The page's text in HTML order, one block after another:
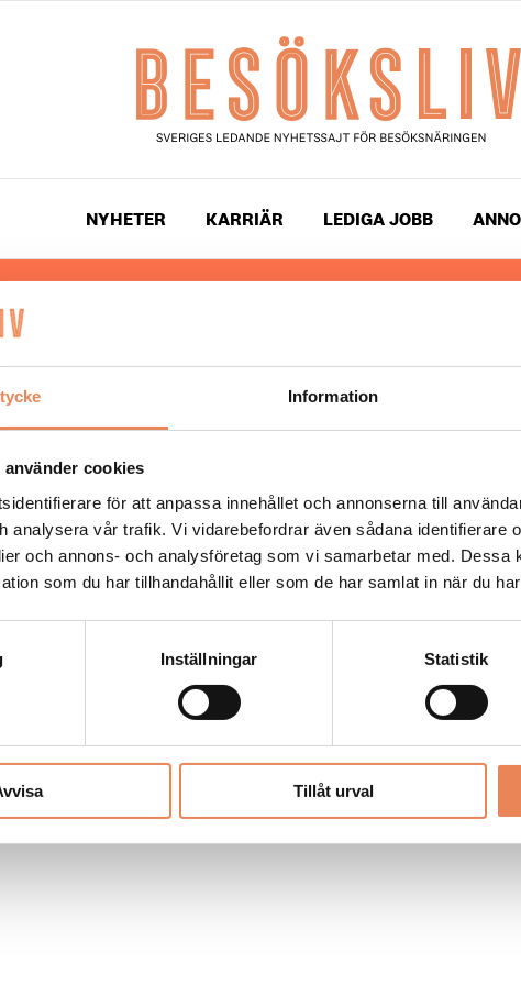
Information
cookies
för att anpassa innehållet och annonserna till
analysera vår trafik. Vi vidarebefordrar även sådana identifierare
och annons- och analysföretag som vi samarbetar med. Dessa
som du har tillhandahållit eller som de har samlat in när du
Inställningar Statistik
Tillåt urval
NYHETER KARRIÄR LEDIGA JOBB
Hos oss läser du landets mest uppdaterade nyheter och
besöksnäringen. Besöksliv i sin tryckta form är ett
Allt material på besoksliv.se är skyddat
enligt lagen om upphovsrätt.
BESÖKSLIV PRENUMERERA ANNONSERA